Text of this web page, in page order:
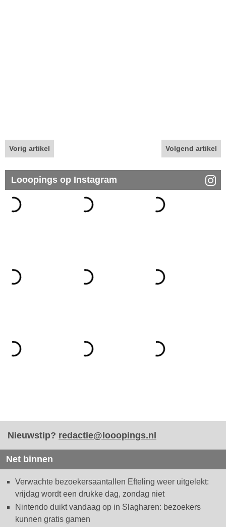
Vorig artikel Volgend artikel
Looopings op Instagram
Nieuwstip? redactie@looopings.nl
Net binnen
Verwachte bezoekersaantallen Efteling weer uitgelekt:
vrijdag wordt een drukke dag, zondag niet
Nintendo duikt vandaag op in Slagharen: bezoekers
kunnen gratis gamen